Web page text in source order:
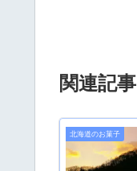
関連記事
北海道のお菓子